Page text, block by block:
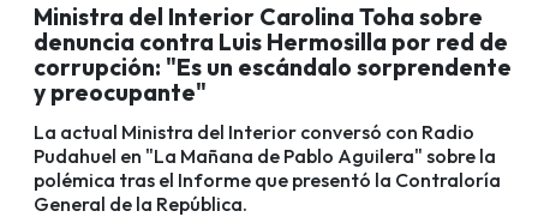
Ministra del Interior Carolina Toha sobre
denuncia contra Luis Hermosilla por red de
corrupción: "Es un escándalo sorprendente
y preocupante"
La actual Ministra del Interior conversó con Radio
Pudahuel en "La Mañana de Pablo Aguilera" sobre la
polémica tras el Informe que presentó la Contraloría
General de la República.